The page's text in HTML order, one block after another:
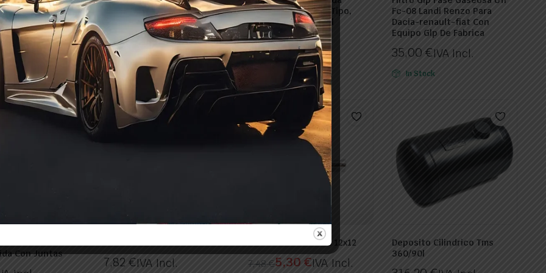
71
Incl.
renault-fiat Reductor Li 10
14,74€IVA Incl.
In Stock
Reductor Li 10 Fiat Tipo,
Dacia, Renault, Opel
9,89€IVA Incl.
Fc-08 Landi Renzo Para
Dacia-renault-fiat Con
Equipo Glp De Fabrica
35,00 €IVA Incl.
In Stock
Con Juntas
7,82€IVA Incl.
Filtro Fase Gaseosa 12x12
7,48€5,30€IVA Incl.
Deposito Cilindrico Tms
360/90l